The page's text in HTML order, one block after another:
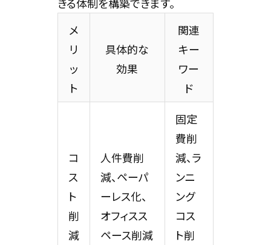
メ
リ
ッ
ト
具体的な
効果
関連
キー
ワー
ド
コ
ス
ト
削
減
人件費削
減、ペーパ
ーレス化、
オフィスス
ペース削減
固定
費削
減、ラ
ンニ
ング
コス
ト削